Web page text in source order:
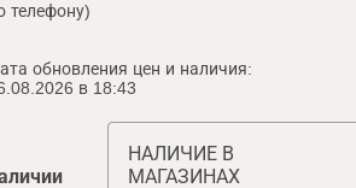
телефону)
обновления цен и наличия:
в 18:43
НАЛИЧИЕ В
МАГАЗИНАХ